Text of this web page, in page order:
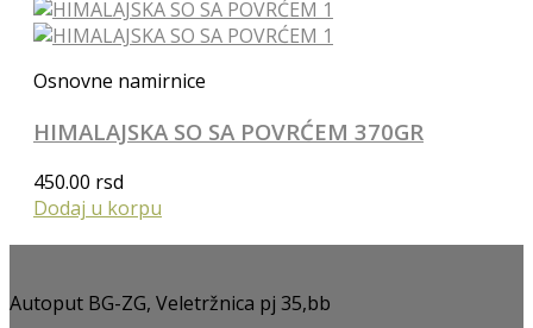
Osnovne namirnice
HIMALAJSKA SO SA POVRĆEM 370GR
450.00 rsd
Dodaj u korpu
Autoput BG-ZG, Veletržnica pj 35,bb